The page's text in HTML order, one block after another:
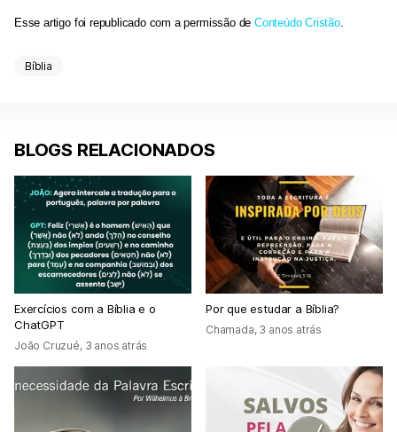
Esse artigo foi republicado com a permissão de Conteúdo Cristão.
Bíblia
BLOGS RELACIONADOS
Exercícios com a Bíblia e o
ChatGPT
João Cruzué, 3 anos atrás
Por que estudar a Bíblia?
Chamada, 3 anos atrás